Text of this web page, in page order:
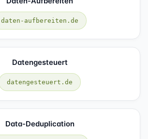
daten-aufbereiten.de
Datengesteuert
datengesteuert.de
Data-Deduplication